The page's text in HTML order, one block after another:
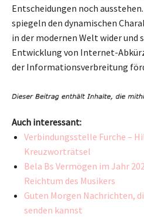
Entscheidungen noch
spiegeln den dynamischen
in der modernen Welt wider und
Entwicklung von Internet-
der Informationsverbreitung
Auch interessant:
Verbindungsstelle Furche –
Kreuzworträtsel
Bela Bs Vermögen im Jahr
Reichtum des Musikers
Guten Morgen Nachrichten,
senden kannst